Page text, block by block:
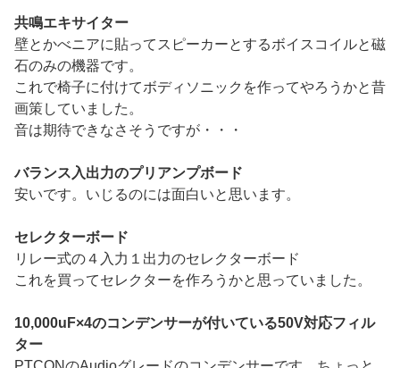
共鳴エキサイター
壁とかべニアに貼ってスピーカーとするボイスコイルと磁
石のみの機器です。
これで椅子に付けてボディソニックを作ってやろうかと昔
画策していました。
音は期待できなさそうですが・・・
バランス入出力のプリアンプボード
安いです。いじるのには面白いと思います。
セレクターボード
リレー式の４入力１出力のセレクターボード
これを買ってセレクターを作ろうかと思っていました。
10,000uF×4のコンデンサーが付いている50V対応フィル
ター